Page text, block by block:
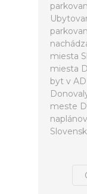
miesta
miesta
byt v
meste